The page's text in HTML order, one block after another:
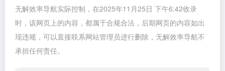
无解效率导航实际控制，在2025年11月25日 下午6:42收录
时，该网页上的内容，都属于合规合法，后期网页的内容如出
现违规，可以直接联系网站管理员进行删除，无解效率导航不
承担任何责任。